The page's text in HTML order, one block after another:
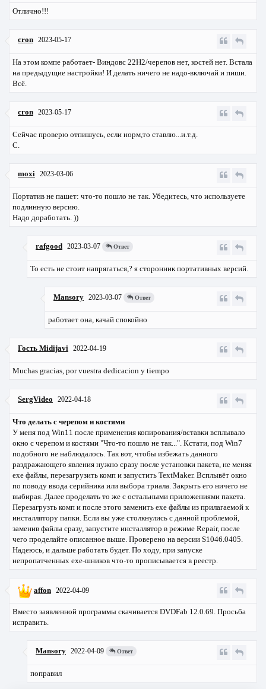
Отлично!!!
cron 2023-05-17
На этом компе работает- Виндовс 22H2/черепов нет, костей нет. Встала
на предыдущие настройки! И делать ничего не надо-включай и пиши.
Всё.
cron 2023-05-17
Сейчас проверю отпишусь, если норм,то ставлю...и.т.д.
С.
moxi 2023-03-06
Портатив не пашет: что-то пошло не так. Убедитесь, что используете
подлинную версию.
Надо доработать. ))
rafgood 2023-03-07 Ответ
То есть не стоит напрягаться,? я сторонник портативных версий.
Mansory 2023-03-07 Ответ
работает она, качай спокойно
Гость Midijavi 2022-04-19
Muchas gracias, por vuestra dedicacion y tiempo
SergVideo 2022-04-18
Что делать с черепом и костями
У меня под Win11 после применения копирования/вставки всплывало
окно с черепом и костями "Что-то пошло не так...". Кстати, под Win7
подобного не наблюдалось. Так вот, чтобы избежать данного
раздражающего явления нужно сразу после установки пакета, не меняя
exe файлы, перезагрузить комп и запустить TextMaker. Всплывёт окно
по поводу ввода серийника или выбора триала. Закрыть его ничего не
выбирая. Далее проделать то же с остальными приложениями пакета.
Перезагрузть комп и после этого заменить exe файлы из прилагаемой к
инсталлятору папки. Если вы уже столкнулись с данной проблемой,
заменив файлы сразу, запустите инсталлятор в режиме Repair, после
чего проделайте описанное выше. Проверено на версии S1046.0405.
Надеюсь, и дальше работать будет. По ходу, при запуске
непропатченных exe-шников что-то прописывается в реестр.
affon 2022-04-09
Вместо заявленной программы скачивается DVDFab 12.0.69. Просьба
исправить.
Mansory 2022-04-09 Ответ
поправил